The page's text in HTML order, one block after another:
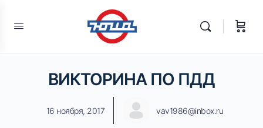
ВИКТОРИНА ПО ПДД
16 ноября, 2017 vav1986@inbox.ru